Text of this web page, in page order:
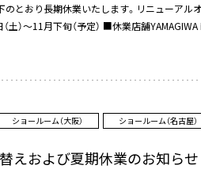
のとおり長期休業いたします。リニューア
）～11月下旬（予定） ■休業店舗
えおよび夏期休業のお知らせ
ショールーム（⼤阪） ショールーム（名古屋）